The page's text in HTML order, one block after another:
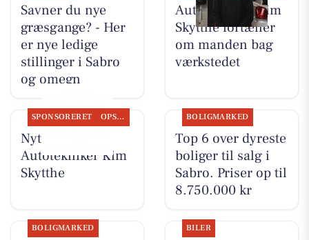
Savner du nye
græsgange? - Her
er nye ledige
stillinger i Sabro
og omegn
Autotekniker Kim
Skytthe fortæller
om manden bag
værkstedet
SPONSORERET OPSLAGSTAVLEN
Nyt fra
Autotekniker Kim
Skytthe
BOLIGMARKED
Top 6 over dyreste
boliger til salg i
Sabro. Priser op til
8.750.000 kr
BOLIGMARKED BILER